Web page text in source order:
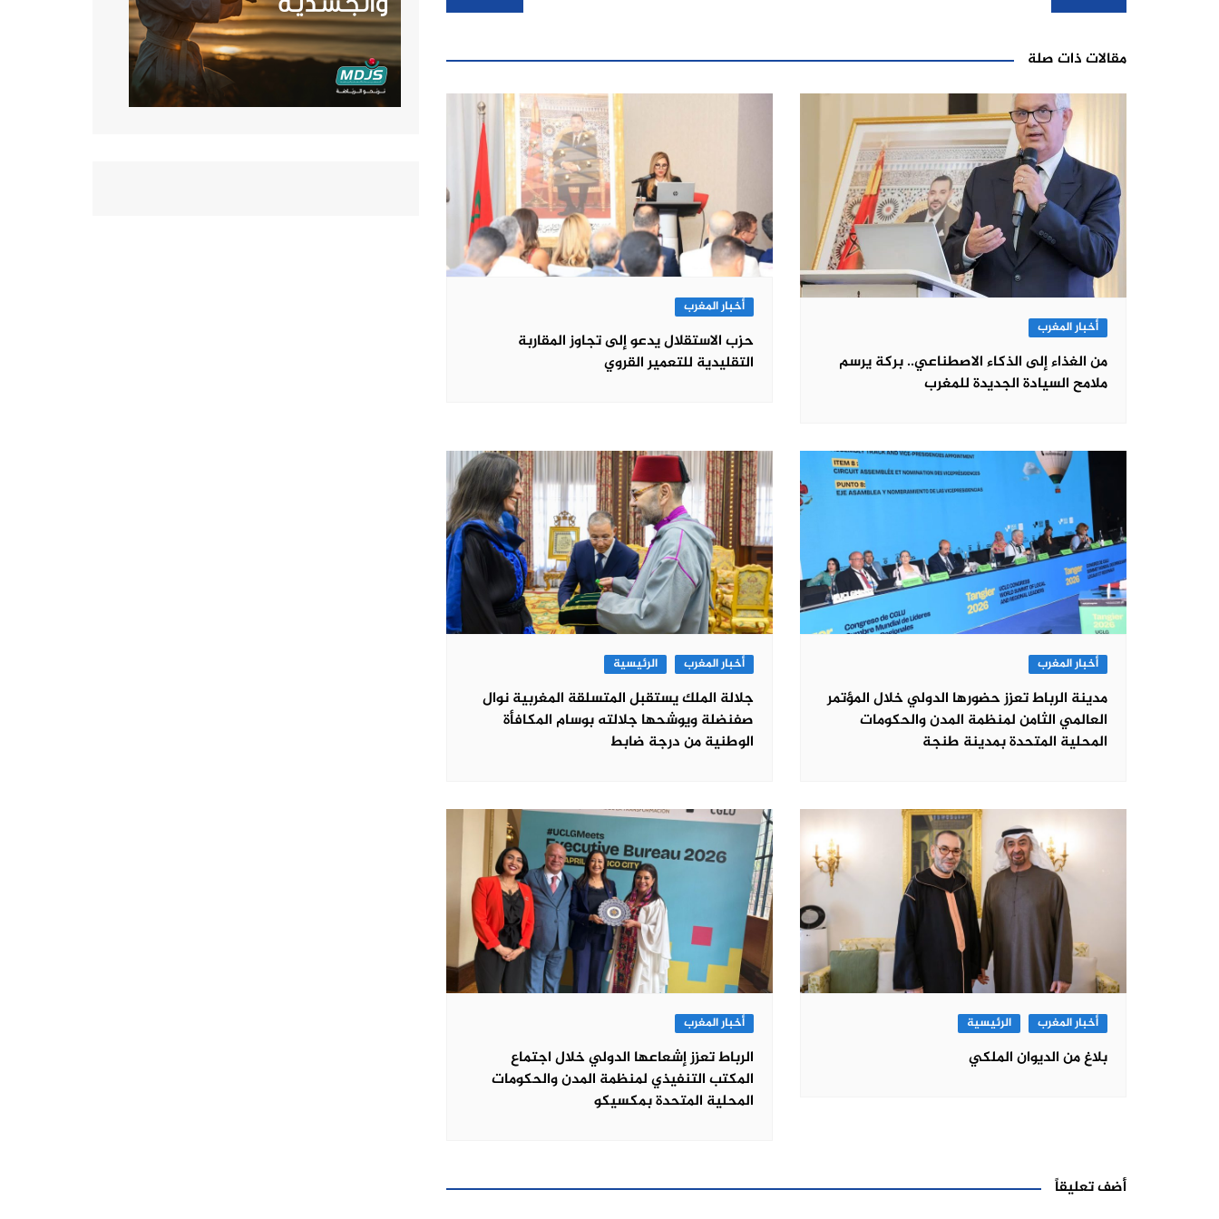
مقالات ذات صلة
أخبار المغرب
من الغذاء إلى الذكاء الاصطناعي.. بركة يرسم
ملامح السيادة الجديدة للمغرب
أخبار المغرب
حزب الاستقلال يدعو إلى تجاوز المقاربة
التقليدية للتعمير القروي
أخبار المغرب
مدينة الرباط تعزز حضورها الدولي خلال المؤتمر
العالمي الثامن لمنظمة المدن والحكومات
المحلية المتحدة بمدينة طنجة
أخبار المغرب الرئيسية
جلالة الملك يستقبل المتسلقة المغربية نوال
صفنضلة ويوشحها جلالته بوسام المكافأة
الوطنية من درجة ضابط
أخبار المغرب الرئيسية
بلاغ من الديوان الملكي
أخبار المغرب
الرباط تعزز إشعاعها الدولي خلال اجتماع
المكتب التنفيذي لمنظمة المدن والحكومات
المحلية المتحدة بمكسيكو
أضف تعليقاً